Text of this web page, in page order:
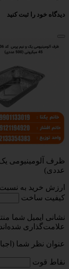
دیدگاه خود را ثبت کنید
عددی)
ارزش خرید به
کیفیت ساخت
نشانی ایمیل شما
علامت‌گذاری شده‌اند
عنوان نظر شما
نقاط قوت